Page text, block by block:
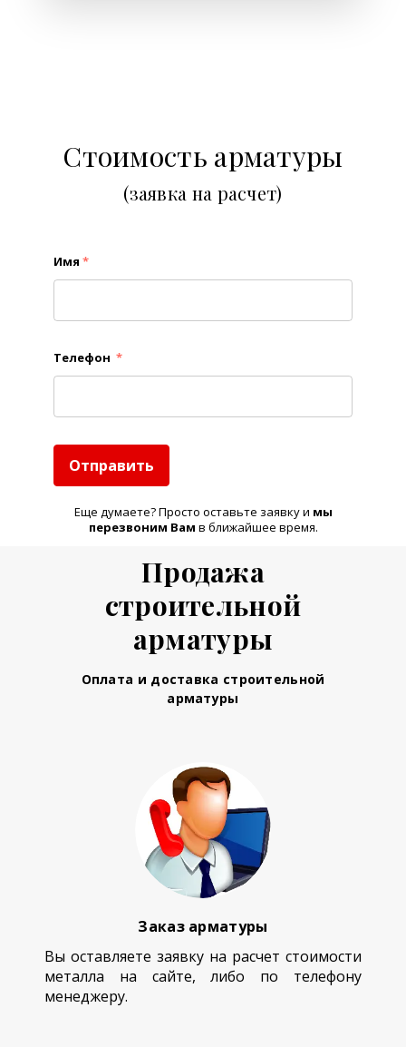
Стоимость арматуры
(заявка на расчет)
Имя *
Телефон *
Отправить
Еще думаете? Просто оставьте заявку и мы
перезвоним Вам в ближайшее время.
Продажа
строительной
арматуры
Оплата и доставка строительной
арматуры
Заказ арматуры
Вы оставляете заявку на расчет стоимости
металла на сайте, либо по телефону
менеджеру.